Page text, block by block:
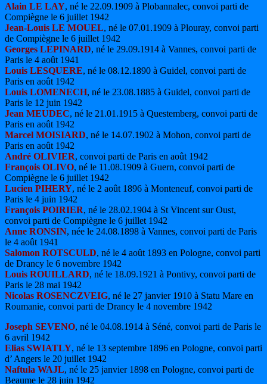
Alain LE LAY, né le 22.09.1909 à Plobannalec, convoi parti de
Compiègne le 6 juillet 1942
Jean-Louis LE MOUEL, né le 07.01.1909 à Plouray, convoi parti
de Compiègne le 6 juillet 1942
Georges LEPINARD, né le 29.09.1914 à Vannes, convoi parti de
Paris le 4 août 1941
Louis LESQUERE, né le 08.12.1890 à Guidel, convoi parti de
Paris en août 1942
Louis LOMENECH, né le 23.08.1885 à Guidel, convoi parti de
Paris le 12 juin 1942
Jean MEUDEC, né le 21.01.1915 à Questemberg, convoi parti de
Paris en août 1942
Marcel MOISIARD, né le 14.07.1902 à Mohon, convoi parti de
Paris en août 1942
André OLIVIER, convoi parti de Paris en août 1942
François OLIVO, né le 11.08.1909 à Guern, convoi parti de
Compiègne le 6 juillet 1942
Lucien PIHERY, né le 2 août 1896 à Monteneuf, convoi parti de
Paris le 4 juin 1942
François POIRIER, né le 28.02.1904 à St Vincent sur Oust,
convoi parti de Compiègne le 6 juillet 1942
Anne RONSIN, née le 24.08.1898 à Vannes, convoi parti de Paris
le 4 août 1941
Salomon ROTSCULD, né le 4 août 1893 en Pologne, convoi parti
de Drancy le 6 novembre 1942
Louis ROUILLARD, né le 18.09.1921 à Pontivy, convoi parti de
Paris le 28 mai 1942
Nicolas ROSENCZVEIG, né le 27 janvier 1910 à Statu Mare en
Roumanie, convoi parti de Drancy le 4 novembre 1942
Joseph SEVENO, né le 04.08.1914 à Séné, convoi parti de Paris le
6 avril 1942
Elias SWIATLY, né le 13 septembre 1896 en Pologne, convoi parti
d’ Angers le 20 juillet 1942
Naftula WAJL, né le 25 janvier 1898 en Pologne, convoi parti de
Beaume le 28 juin 1942